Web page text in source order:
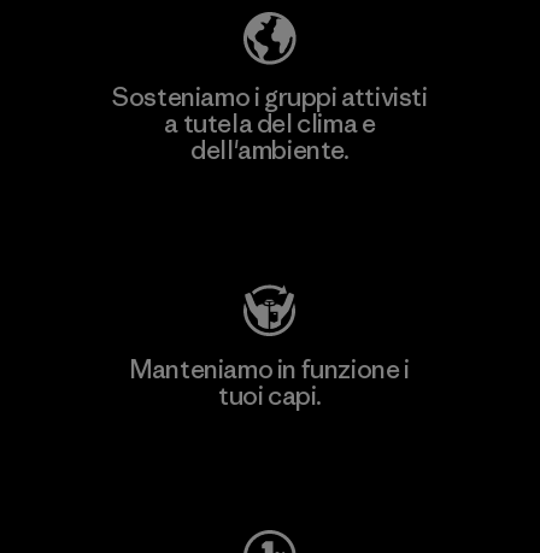
Sosteniamo i gruppi attivisti
a tutela del clima e
dell'ambiente.
Manteniamo in funzione i
tuoi capi.